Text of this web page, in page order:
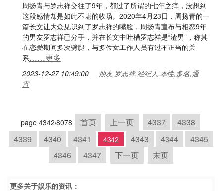
周扬青与罗志祥交往了9年，都过了所谓的七年之痒，没想到
这段感情却是如此不堪的收场。2020年4月23日，周扬青的一
篇长文让大众见识到了罗志祥的嘴脸，周扬青宣布与相恋9年
的男友罗志祥已分手，并在长文中吐槽罗志祥是“渣男”，称其
在恋爱期间多次劈腿，与多位女工作人员有过不正当的关
系……更多
2023-12-27 10:49:00
朋友,罗志祥,经纪人,本性,多名,通
宵
page 4342/8078 首页 上一页 4337
4338
4339
4340 4341 4342 4343 4344
4345
4346
4347 下一页 末页
更多关于娱乐的资讯：